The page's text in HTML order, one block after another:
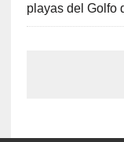
playas del Golfo